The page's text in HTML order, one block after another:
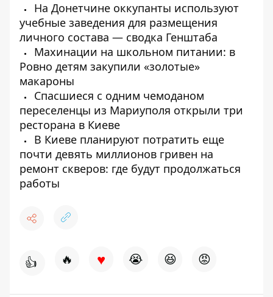
На Донетчине оккупанты используют
учебные заведения для размещения
личного состава — сводка Генштаба
Махинации на школьном питании: в
Ровно детям закупили «золотые»
макароны
Спасшиеся с одним чемоданом
переселенцы из Мариуполя открыли три
ресторана в Киеве
В Киеве планируют потратить еще
почти девять миллионов гривен на
ремонт скверов: где будут продолжаться
работы
👍 🔥 ♥ 😭 😆 😡